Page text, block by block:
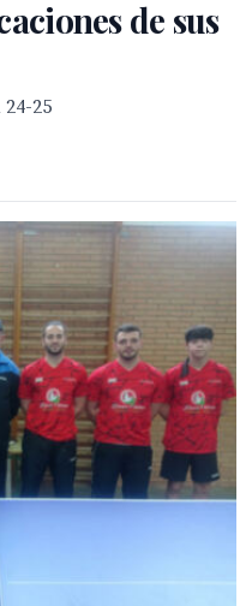
de sus
25